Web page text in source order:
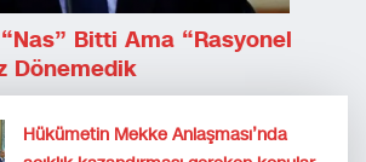
Bitti Ama “rasyonel
Dönemedik
Hükümetin Mekke Anlaşması’nda